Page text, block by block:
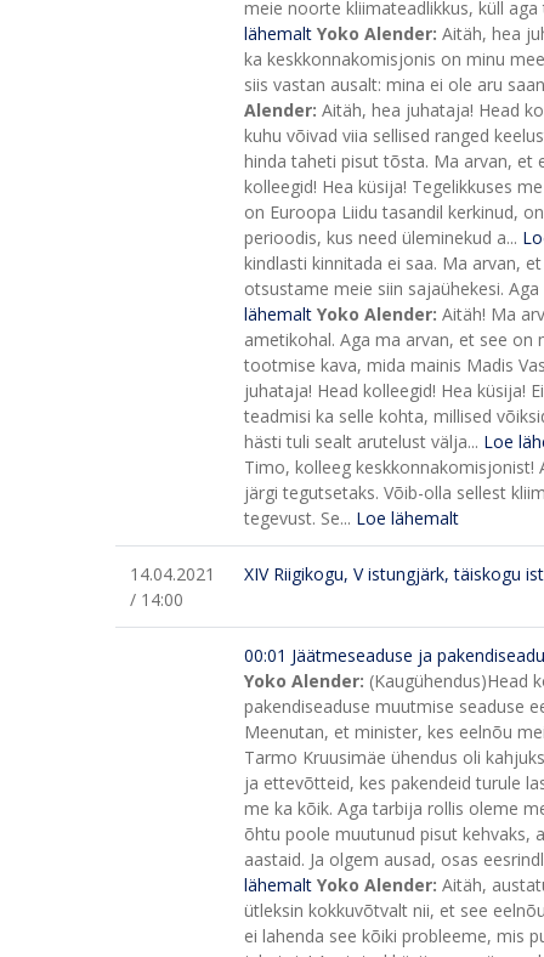
meie noorte kliimateadlikkus, küll
lähemalt Yoko Alender: Aitäh, hea
ka keskkonnakomisjonis on minu
siis vastan ausalt: mina ei ole aru
Alender: Aitäh, hea juhataja! Head
kuhu võivad viia sellised ranged
hinda taheti pisut tõsta. Ma arvan, et
kolleegid! Hea küsija! Tegelikkuses
on Euroopa Liidu tasandil kerkinud,
perioodis, kus need üleminekud a...
kindlasti kinnitada ei saa. Ma arvan,
otsustame meie siin sajaühekesi.
lähemalt Yoko Alender: Aitäh! Ma
ametikohal. Aga ma arvan, et see on
tootmise kava, mida mainis Madis
juhataja! Head kolleegid! Hea küsija!
teadmisi ka selle kohta, millised
hästi tuli sealt arutelust välja... Loe
Timo, kolleeg keskkonnakomisjonist!
järgi tegutsetaks. Võib-olla sellest
tegevust. Se... Loe lähemalt
14.04.2021
/ 14:00
XIV Riigikogu, V istungjärk, täiskogu
00:01 Jäätmeseaduse ja
Yoko Alender: (Kaugühendus)Head
pakendiseaduse muutmise seaduse
Meenutan, et minister, kes eelnõu
Tarmo Kruusimäe ühendus oli
ja ettevõtteid, kes pakendeid turule
me ka kõik. Aga tarbija rollis oleme
õhtu poole muutunud pisut kehvaks,
aastaid. Ja olgem ausad, osas
lähemalt Yoko Alender: Aitäh,
ütleksin kokkuvõtvalt nii, et see
ei lahenda see kõiki probleeme, mis